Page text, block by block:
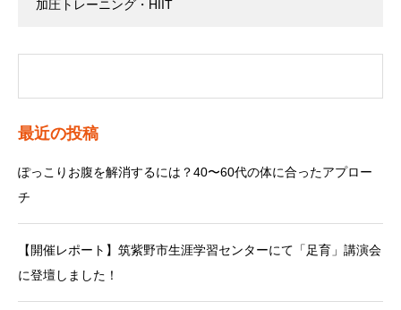
加圧トレーニング・HIIT
最近の投稿
ぽっこりお腹を解消するには？40〜60代の体に合ったアプロー
チ
【開催レポート】筑紫野市生涯学習センターにて「足育」講演会
に登壇しました！